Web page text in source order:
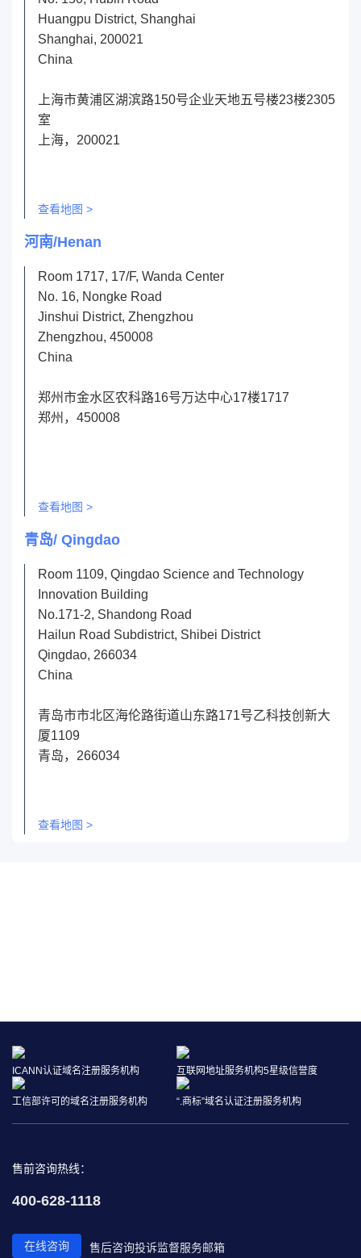
Huangpu District, Shanghai
Shanghai, 200021
China
上海市黄浦区湖滨路150号企业天地五号楼23楼2305
室
上海，200021
查看地图 >
河南/Henan
Room 1717, 17/F, Wanda Center
No. 16, Nongke Road
Jinshui District, Zhengzhou
Zhengzhou, 450008
China
郑州市金水区农科路16号万达中心17楼1717
郑州，450008
查看地图 >
青岛/ Qingdao
Room 1109, Qingdao Science and Technology
Innovation Building
No.171-2, Shandong Road
Hailun Road Subdistrict, Shibei District
Qingdao, 266034
China
青岛市市北区海伦路街道山东路171号乙科技创新大
厦1109
青岛，266034
查看地图 >
ICANN认证域名注册服务机构 互联网地址服务机构5星级信誉度
工信部许可的域名注册服务机构 “.商标”域名认证注册服务机构
售前咨询热线：
400-628-1118
在线咨询 售后咨询投诉监督服务邮箱